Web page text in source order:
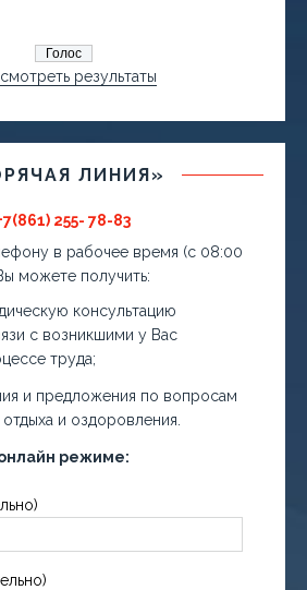
результаты
ЛИНИЯ»
255- 78-83
в рабочее время (с 08:00
можете получить:
консультацию
с возникшими у Вас
труда;
и предложения по вопросам
и оздоровления.
режиме: